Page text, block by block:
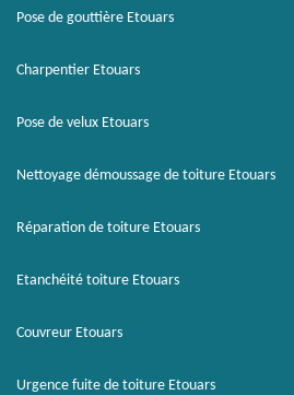
Pose de gouttière Etouars
Charpentier Etouars
Pose de velux Etouars
Nettoyage démoussage de toiture Etouars
Réparation de toiture Etouars
Etanchéité toiture Etouars
Couvreur Etouars
Urgence fuite de toiture Etouars